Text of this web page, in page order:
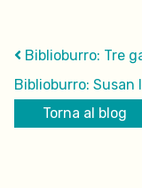
Biblioburro: Tre
Torna al blog
Biblioburro: Susan